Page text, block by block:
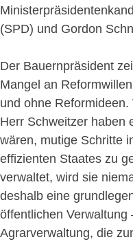
(SPD) und Gordon
Der Bauernpräsident
Mangel an
und ohne
Herr Schweitzer haben
wären, mutige Schritte
effizienten Staates zu
verwaltet, wird sie
deshalb eine
öffentlichen
Agrarverwaltung, die